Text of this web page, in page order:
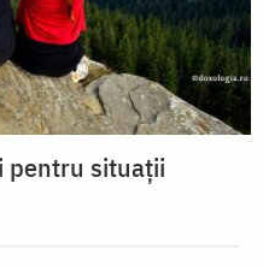
pentru situații